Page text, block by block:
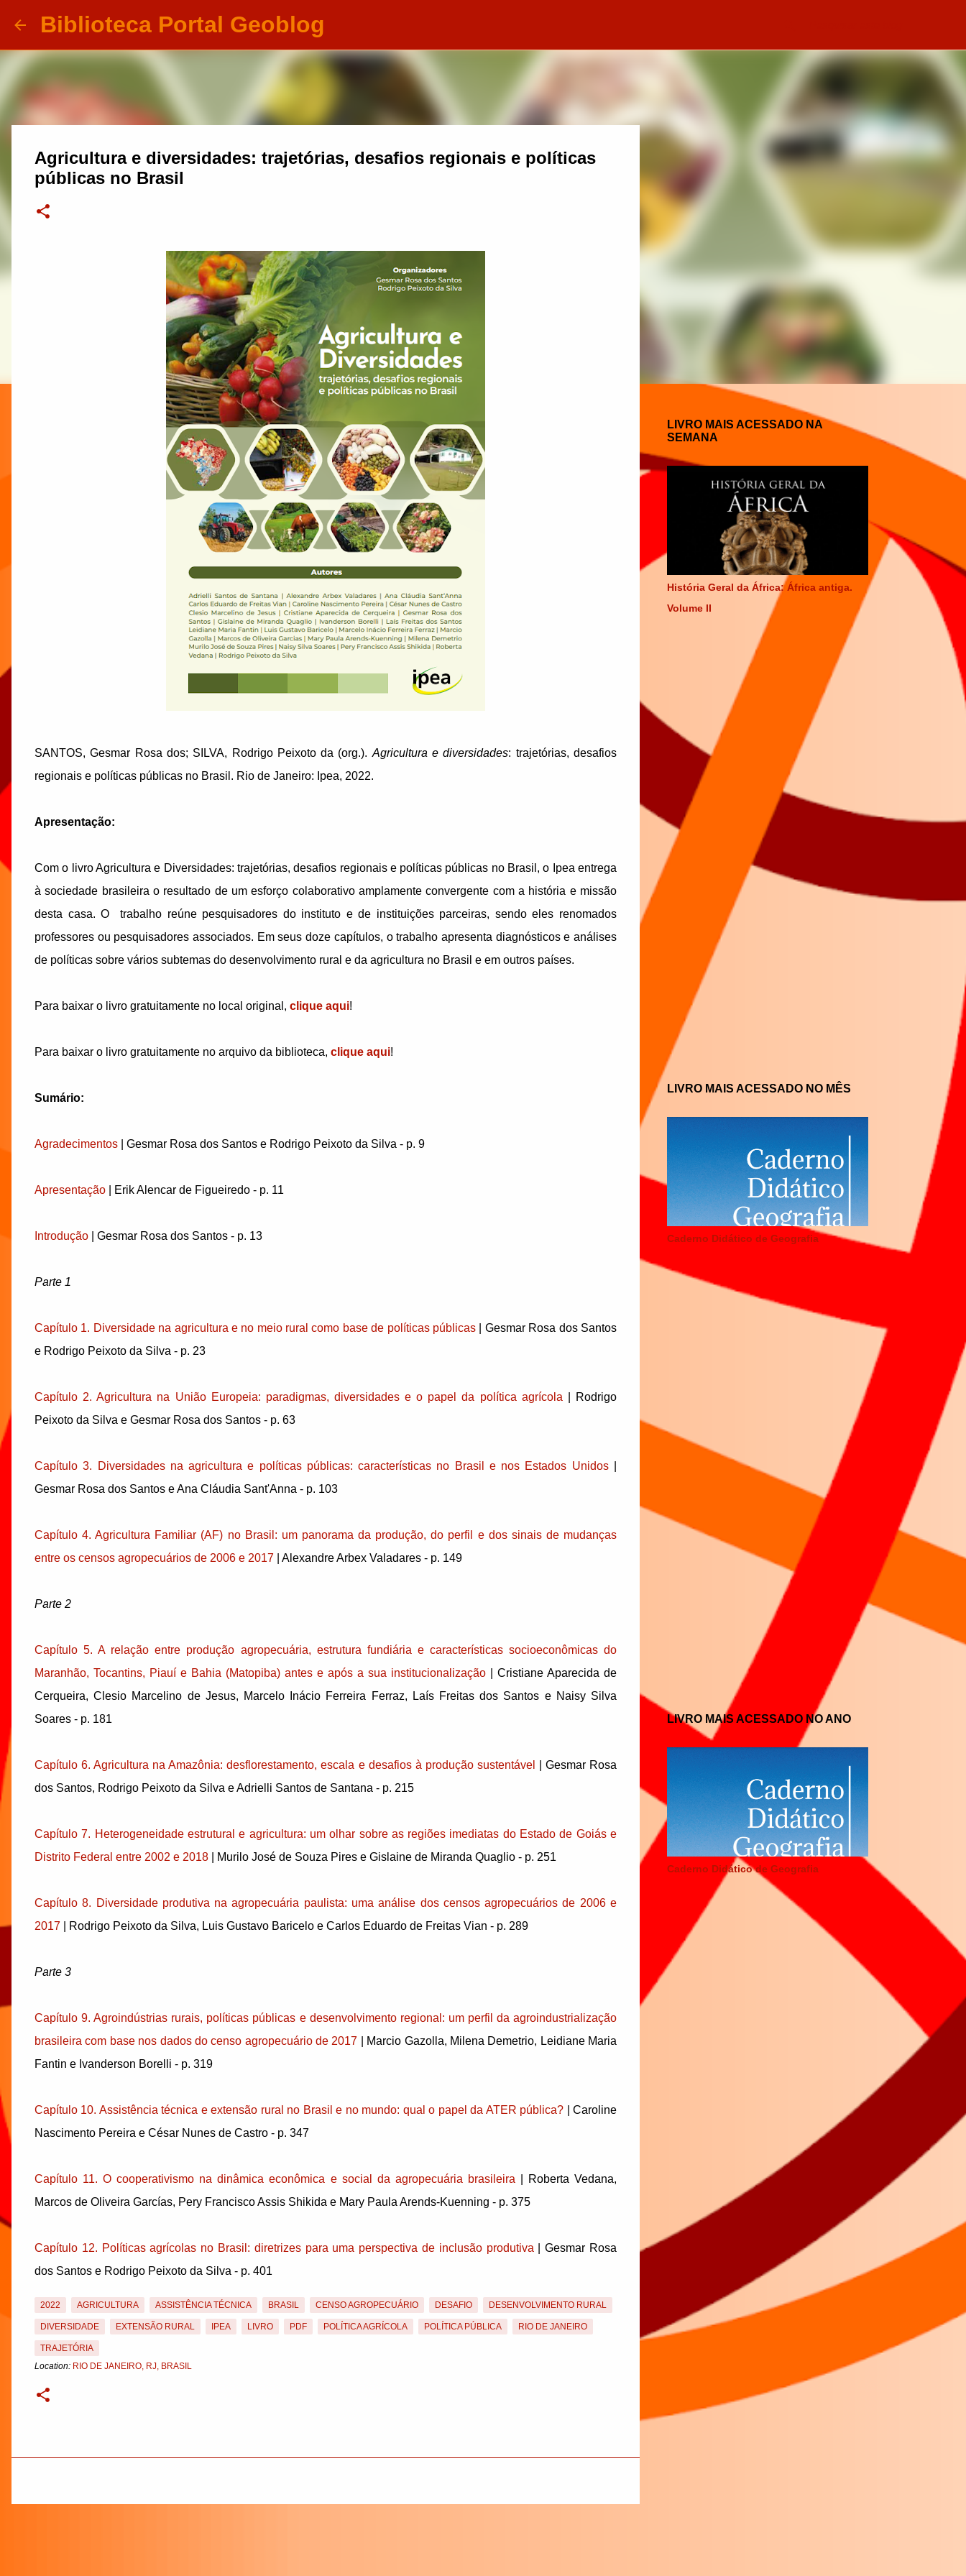
Biblioteca Portal Geoblog
Agricultura e diversidades: trajetórias, desafios regionais e políticas
públicas no Brasil
SANTOS, Gesmar Rosa dos; SILVA, Rodrigo Peixoto da (org.). Agricultura e diversidades: trajetórias, desafios
regionais e políticas públicas no Brasil. Rio de Janeiro: Ipea, 2022.
Apresentação:
Com o livro Agricultura e Diversidades: trajetórias, desafios regionais e políticas públicas no Brasil, o Ipea entrega
à sociedade brasileira o resultado de um esforço colaborativo amplamente convergente com a história e missão
desta casa. O trabalho reúne pesquisadores do instituto e de instituições parceiras, sendo eles renomados
professores ou pesquisadores associados. Em seus doze capítulos, o trabalho apresenta diagnósticos e análises
de políticas sobre vários subtemas do desenvolvimento rural e da agricultura no Brasil e em outros países.
Para baixar o livro gratuitamente no local original, clique aqui!
Para baixar o livro gratuitamente no arquivo da biblioteca, clique aqui!
Sumário:
Agradecimentos | Gesmar Rosa dos Santos e Rodrigo Peixoto da Silva - p. 9
Apresentação | Erik Alencar de Figueiredo - p. 11
Introdução | Gesmar Rosa dos Santos - p. 13
Parte 1
Capítulo 1. Diversidade na agricultura e no meio rural como base de políticas públicas | Gesmar Rosa dos Santos
e Rodrigo Peixoto da Silva - p. 23
Capítulo 2. Agricultura na União Europeia: paradigmas, diversidades e o papel da política agrícola | Rodrigo
Peixoto da Silva e Gesmar Rosa dos Santos - p. 63
Capítulo 3. Diversidades na agricultura e políticas públicas: características no Brasil e nos Estados Unidos|
Gesmar Rosa dos Santos e Ana Cláudia Sant'Anna - p. 103
Capítulo 4. Agricultura Familiar (AF) no Brasil: um panorama da produção, do perfil e dos sinais de mudanças
entre os censos agropecuários de 2006 e 2017 | Alexandre Arbex Valadares - p. 149
Parte 2
Capítulo 5. A relação entre produção agropecuária, estrutura fundiária e características socioeconômicas do
Maranhão, Tocantins, Piauí e Bahia (Matopiba) antes e após a sua institucionalização | Cristiane Aparecida de
Cerqueira, Clesio Marcelino de Jesus, Marcelo Inácio Ferreira Ferraz, Laís Freitas dos Santos e Naisy Silva
Soares - p. 181
Capítulo 6. Agricultura na Amazônia: desflorestamento, escala e desafios à produção sustentável
| Gesmar Rosa
dos Santos, Rodrigo Peixoto da Silva e Adrielli Santos de Santana - p. 215
Capítulo 7. Heterogeneidade estrutural e agricultura: um olhar sobre as regiões imediatas do Estado de Goiás e
Distrito Federal entre 2002 e 2018 | Murilo José de Souza Pires e Gislaine de Miranda Quaglio - p. 251
Capítulo 8. Diversidade produtiva na agropecuária paulista: uma análise dos censos agropecuários de 2006 e
2017 | Rodrigo Peixoto da Silva, Luis Gustavo Baricelo e Carlos Eduardo de Freitas Vian - p. 289
Parte 3
Capítulo 9. Agroindústrias rurais, políticas públicas e desenvolvimento regional: um perfil da agroindustrialização
brasileira com base nos dados do censo agropecuário de 2017 | Marcio Gazolla, Milena Demetrio, Leidiane Maria
Fantin e Ivanderson Borelli - p. 319
Capítulo 10. Assistência técnica e extensão rural no Brasil e no mundo: qual o papel da ATER pública? | Caroline
Nascimento Pereira e César Nunes de Castro - p. 347
Capítulo 11. O cooperativismo na dinâmica econômica e social da agropecuária brasileira | Roberta Vedana,
Marcos de Oliveira Garcías, Pery Francisco Assis Shikida e Mary Paula Arends-Kuenning - p. 375
Capítulo 12. Políticas agrícolas no Brasil: diretrizes para uma perspectiva de inclusão produtiva | Gesmar Rosa
dos Santos e Rodrigo Peixoto da Silva - p. 401
2022 AGRICULTURA ASSISTÊNCIA TÉCNICA BRASIL CENSO AGROPECUÁRIO DESAFIO DESENVOLVIMENTO RURAL
DIVERSIDADE EXTENSÃO RURAL IPEA LIVRO PDF POLÍTICA AGRÍCOLA POLÍTICA PÚBLICA RIO DE JANEIRO
TRAJETÓRIA
Location: RIO DE JANEIRO, RJ, BRASIL
LIVRO MAIS ACESSADO NA
SEMANA
História Geral da África: África antiga.
Volume II
LIVRO MAIS ACESSADO NO MÊS
Caderno Didático de Geografia
LIVRO MAIS ACESSADO NO ANO
Caderno Didático de Geografia